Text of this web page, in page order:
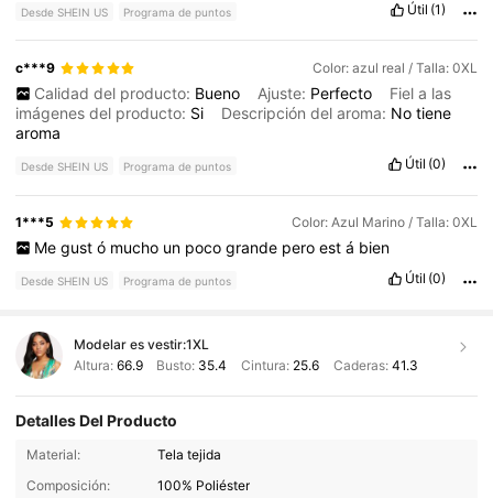
Desde SHEIN US Programa de puntos Útil (1)
c***9 Color: azul real / Talla: 0XL
Calidad del producto: Bueno Ajuste: Perfecto
Fiel a las
imágenes del producto: Si Descripción del aroma: Notiene
aroma
Desde SHEIN US Programa de puntos Útil (0)
1***5 Color: Azul Marino / Talla: 0XL
Me gust ó mucho un poco grande pero est á bien
Desde SHEIN US Programa de puntos Útil (0)
Modelar es vestir:1XL
Altura: 66.9 Busto: 35.4 Cintura: 25.6 Caderas: 41.3
Detalles Del Producto
Material:
Tela tejida
Composición:
100% Poliéster